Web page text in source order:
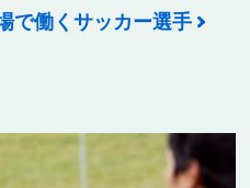
で働くサッカー選手